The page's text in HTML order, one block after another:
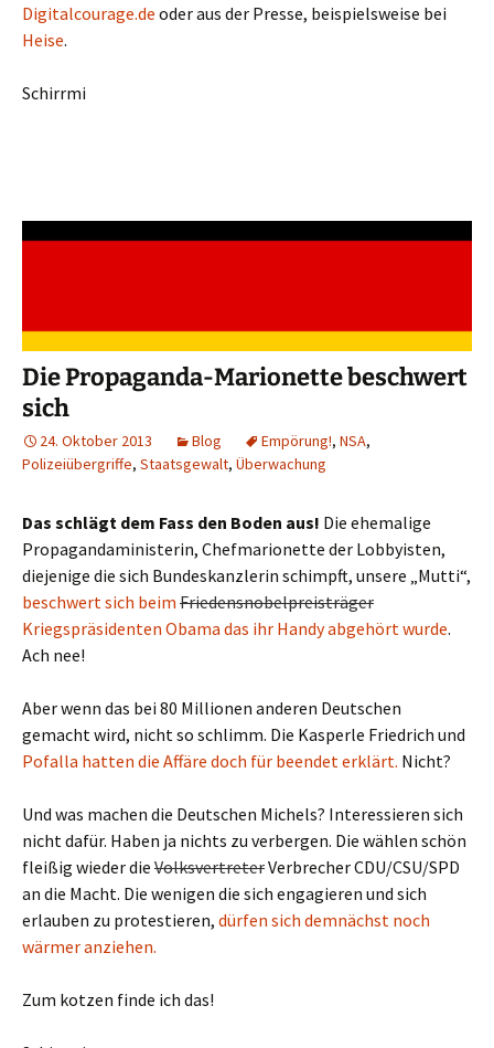
Digitalcourage.de oder aus der Presse, beispielsweise bei
Heise.
Schirrmi
Die Propaganda-Marionette beschwert
sich
24. Oktober 2013 Blog Empörung!, NSA,
Polizeiübergriffe, Staatsgewalt, Überwachung
Das schlägt dem Fass den Boden aus! Die ehemalige
Propagandaministerin, Chefmarionette der Lobbyisten,
diejenige die sich Bundeskanzlerin schimpft, unsere „Mutti“,
beschwert sich beim Friedensnobelpreisträger
Kriegspräsidenten Obama das ihr Handy abgehört wurde.
Ach nee!
Aber wenn das bei 80 Millionen anderen Deutschen
gemacht wird, nicht so schlimm. Die Kasperle Friedrich und
Pofalla hatten die Affäre doch für beendet erklärt. Nicht?
Und was machen die Deutschen Michels? Interessieren sich
nicht dafür. Haben ja nichts zu verbergen. Die wählen schön
fleißig wieder die VolksvertreterVerbrecher CDU/CSU/SPD
an die Macht. Die wenigen die sich engagieren und sich
erlauben zu protestieren, dürfen sich demnächst noch
wärmer anziehen.
Zum kotzen finde ich das!